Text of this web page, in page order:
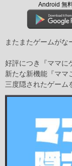
Android 無
またまたゲームがな
好評につき『ママに
新たな新機能『ママ
三度隠されたゲーム